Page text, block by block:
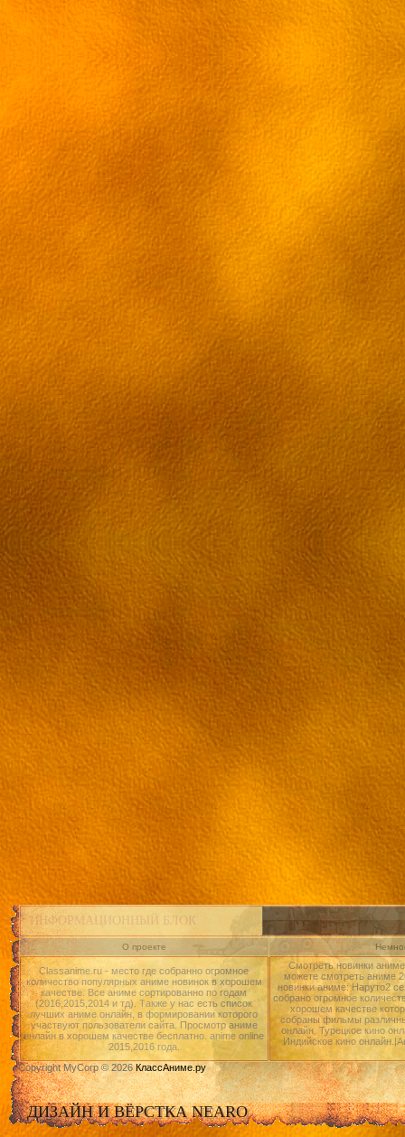
ИНФОРМАЦИОННЫЙ БЛОК
О проекте
Classanime.ru - место где собранно огромное
количество популярных аниме новинок в хорошем
качестве. Все аниме сортированно по годам
(2016,2015,2014 и тд). Также у нас есть список
лучших аниме онлайн, в формировании которого
участвуют пользователи сайта. Просмотр аниме
онлайн в хорошем качестве бесплатно. anime online
2015,2016 года.
Смотреть новинки
можете смотреть аниме
новинки аниме: Наруто2
собрано огромное
хорошем качестве
собраны фильмы
онлайн, Турецкое кино
Индийское кино
Copyright MyCorp © 2026КлассАниме.ру
ДИЗАЙН И ВЁРСТКА NEARO